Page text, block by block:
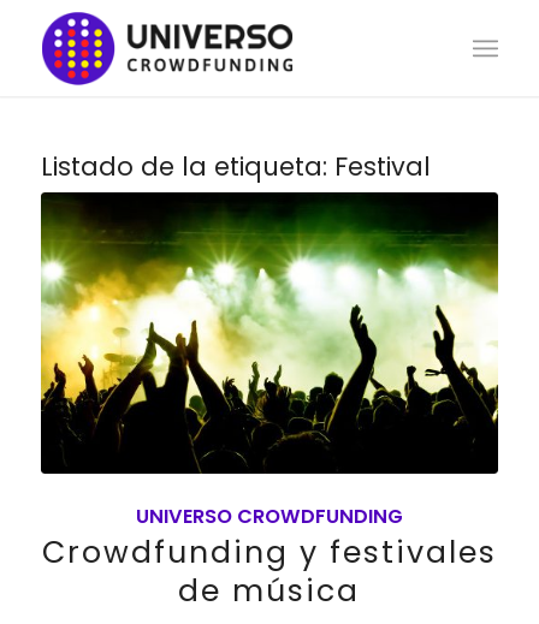
Listado de la etiqueta: Festival
UNIVERSO CROWDFUNDING
Crowdfunding y festivales
de música